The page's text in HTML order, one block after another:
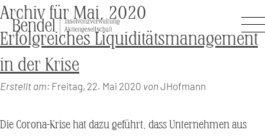
Archiv für Mai, 2020
Erfolgreiches Liquiditätsmanagement
in der Krise
Erstellt am: Freitag, 22. Mai 2020 von JHofmann
Die Corona-Krise hat dazu geführt, dass Unternehmen aus